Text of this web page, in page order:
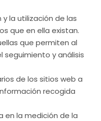
la utilización de las
que en ella existan.
que permiten al
seguimiento y análisis
de los sitios web a
recogida
en la medición de la